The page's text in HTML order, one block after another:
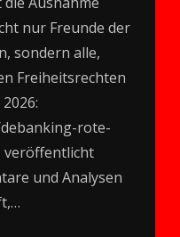
nur Freunde der
sondern alle,
Freiheitsrechten
rote-
veröffentlicht
und Analysen